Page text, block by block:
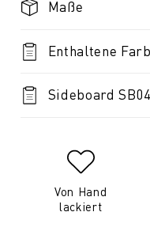
Maße
Enthaltene
Sideboard
Von Hand
lackiert